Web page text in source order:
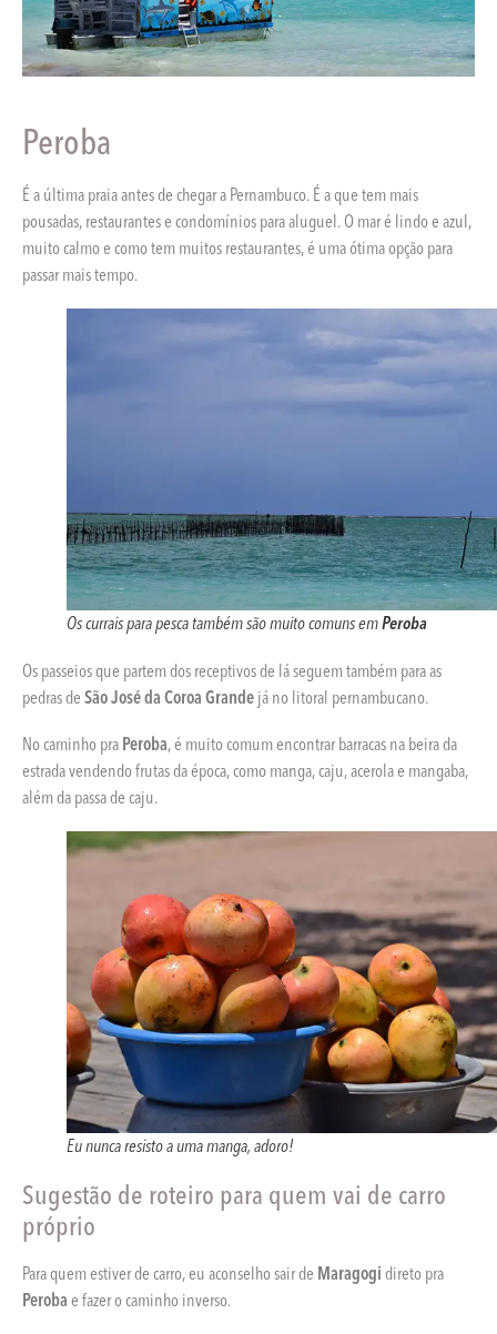
Peroba
É a última praia antes de chegar a Pernambuco. É a que tem mais
pousadas, restaurantes e condomínios para aluguel. O mar é lindo e azul,
muito calmo e como tem muitos restaurantes, é uma ótima opção para
passar mais tempo.
Os currais para pesca também são muito comuns emPeroba
Os passeios que partem dos receptivos de lá seguem também para as
pedras de São José da Coroa Grande já no litoral pernambucano.
No caminho pra Peroba, é muito comum encontrar barracas na beira da
estrada vendendo frutas da época, como manga, caju, acerola e mangaba,
além da passa de caju.
Eu nunca resisto a uma manga, adoro!
Sugestão de roteiro para quem vai de carro
próprio
Para quem estiver de carro, eu aconselho sair de Maragogi direto pra
Peroba e fazer o caminho inverso.